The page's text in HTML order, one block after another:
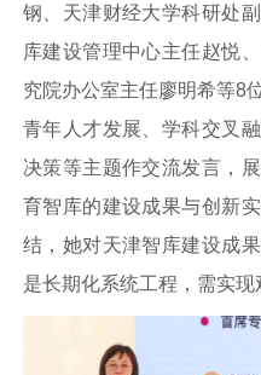
钢、天津财经大学科研处
库建设管理中心主任赵悦
究院办公室主任廖明希等8
青年人才发展、学科交叉
决策等主题作交流发言，
育智库的建设成果与创新
结，她对天津智库建设成
是长期化系统工程，需实现